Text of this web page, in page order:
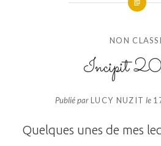
NON
Incipit
Publié parLUCY NUZIT le
Quelques unes de mes